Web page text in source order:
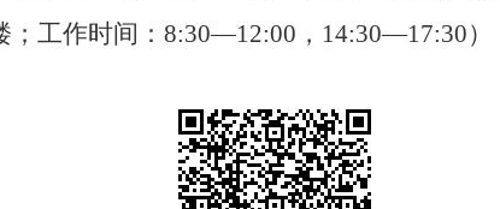
工作时间：8:30—12:00，14:30—17:30）